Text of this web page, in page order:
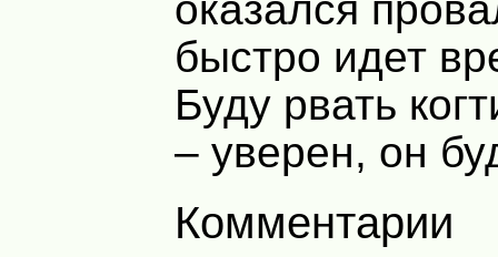
оказался
быстро идет
Буду рвать
– уверен, он
Комментарии